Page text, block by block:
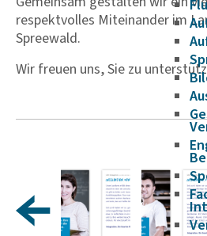
respektvolles Miteinander im
Spreewald.
Wir freuen uns, Sie zu